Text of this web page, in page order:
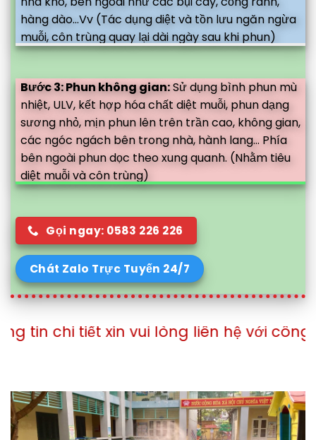
hàng dào...Vv (Tác dụng diệt và tồn lưu ngăn ngừa
muỗi, côn trùng quay lại dài ngày sau khi phun)
Bước 3: Phun không gian:Sử dụng bình phun mù
nhiệt, ULV, kết hợp hóa chất diệt muỗi, phun dạng
sương nhỏ, mịn phun lên trên trần cao, không gian,
các ngóc ngách bên trong nhà, hành lang... Phía
bên ngoài phun dọc theo xung quanh. (Nhằm tiêu
diệt muỗi và côn trùng)
Gọi ngay: 0583 226 226
Chát Zalo Trực Tuyến 24/7
vui lòng liên hệ với công ty theo số